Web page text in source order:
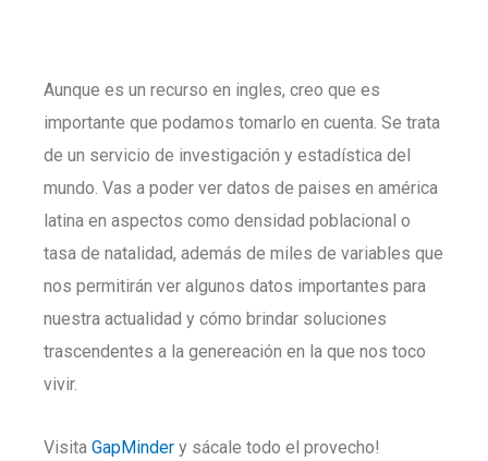
Aunque es un recurso en ingles, creo que es
importante que podamos tomarlo en cuenta. Se trata
de un servicio de investigación y estadística del
mundo. Vas a poder ver datos de paises en américa
latina en aspectos como densidad poblacional o
tasa de natalidad, además de miles de variables que
nos permitirán ver algunos datos importantes para
nuestra actualidad y cómo brindar soluciones
trascendentes a la genereación en la que nos toco
vivir.
Visita GapMinder y sácale todo el provecho!